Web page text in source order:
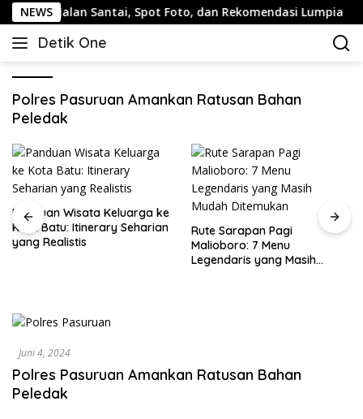
Langsung
ke
konten
NEWSJalan Santai, Spot Foto, dan Rekomendasi Lumpia
Detik One
Tajam
Polres Pasuruan Amankan Ratusan Bahan
Peledak
Panduan Wisata Keluarga ke
Kota Batu: Itinerary Seharian
yang Realistis
Rute Sarapan Pagi
Malioboro: 7 Menu
Legendaris yang Masih
Juni 4, 2024
Polres Pasuruan Amankan Ratusan Bahan
Peledak